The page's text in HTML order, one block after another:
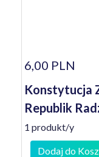
6,00 PLN
Konstytucja
Republik
1 produkt/y
Dodaj do